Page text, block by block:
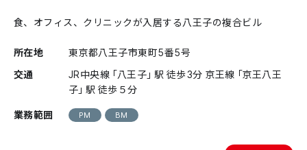
食、オフィス、クリニックが入居する八王子の複合ビル
所在地
東京都八王子市東町5番5号
交通
JR中央線「八王子」駅 徒歩3分 京王線「京王八王
子」駅 徒歩５分
業務範囲
PM BM